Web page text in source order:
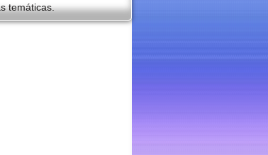
temáticas.